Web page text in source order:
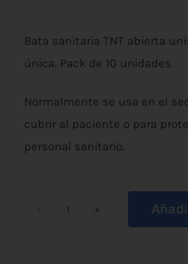
Bata sanitaria TNT abierta
única. Pack de 10 unidades.
Normalmente se usa en el
cubrir al paciente o para
personal sanitario.